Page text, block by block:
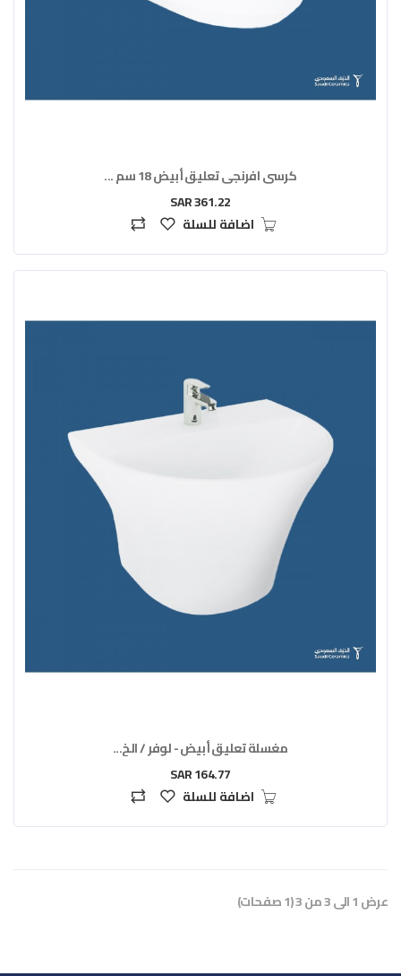
كرسي افرنجي تعليق أبيض 18 سم ...
361.22 SAR
اضافة للسلة
مغسلة تعليق أبيض - لوفر / الخ...
164.77 SAR
اضافة للسلة
عرض 1 الى 3 من 3 (1 صفحات)